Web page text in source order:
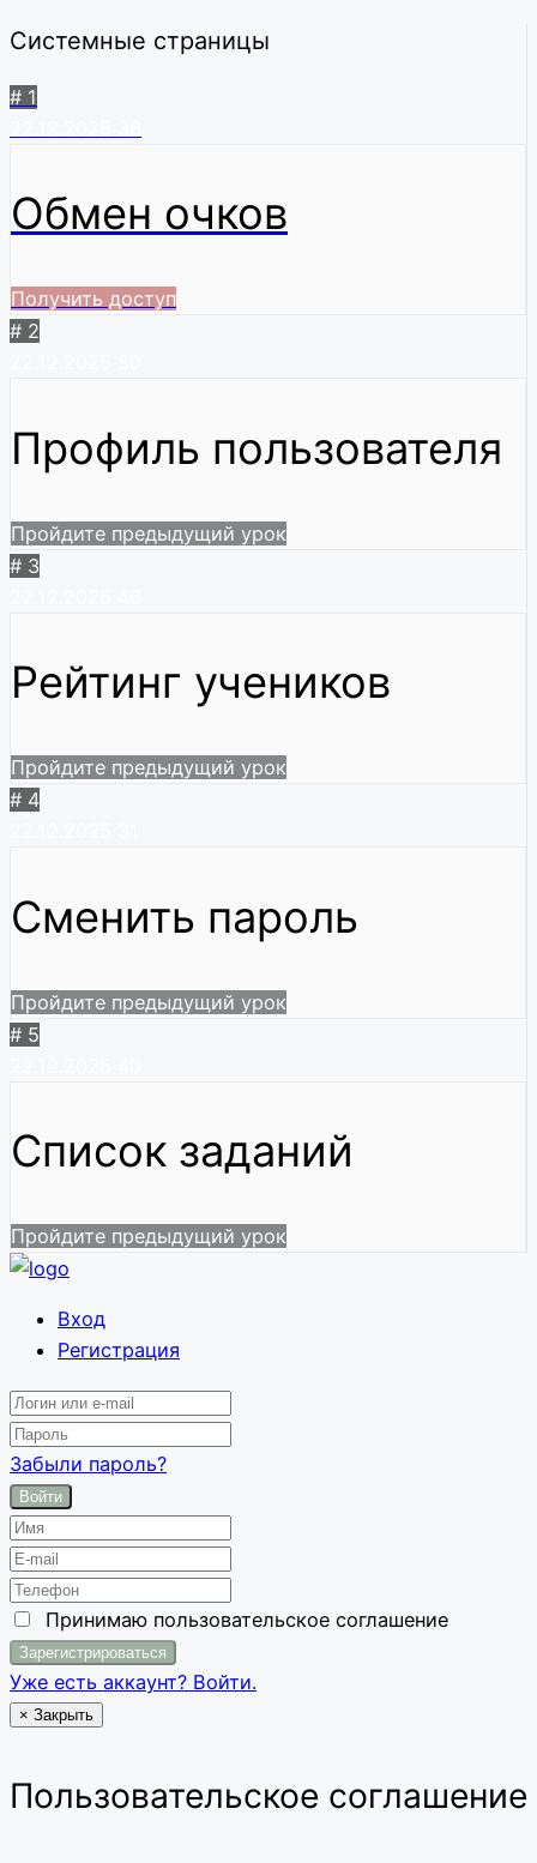
Системные страницы
# 1
Обмен очков
Получить доступ
# 2
Профиль пользователя
Пройдите предыдущий урок
# 3
Рейтинг учеников
Пройдите предыдущий урок
# 4
Сменить пароль
Пройдите предыдущий урок
# 5
Список заданий
Пройдите предыдущий урок
Вход
Регистрация
Забыли пароль?
Войти
Принимаю пользовательское соглашение
Уже есть аккаунт? Войти.
× Закрыть
Пользовательское соглашение